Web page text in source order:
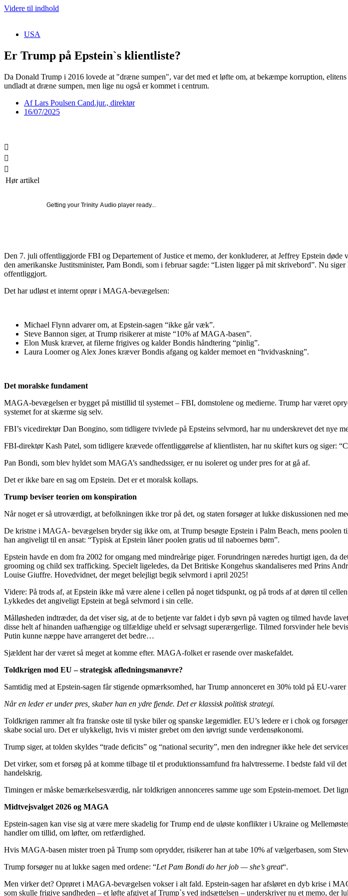
Videre til indhold
USA
Er Trump på Epstein`s klientliste?
Da Donald Trump i 2016 lovede at "dræne sumpen", var det med et løfte om, at bekæmpe korruption,
undladt at dræne sumpen, men lige nu også er kommet i centrum.
AfLars Poulsen Cand.jur., direktør
16/07/2025
Hør artikel
Getting your Trinity Audio player ready...
Den 7. juli offentliggjorde FBI og Departement of Justice et memo, der konkluderer, at Jeffrey Epstein
den amerikanske Justitsminister, Pam Bondi, som i februar sagde: “Listen ligger på mit skrivebord”. Nu
offentliggjort.
Det har udløst et internt oprør i MAGA-bevægelsen:
Michael Flynn advarer om, at Epstein-sagen “ikke går væk”.
Steve Bannon siger, at Trump risikerer at miste “10% af MAGA-basen”.
Elon Musk kræver, at filerne frigives og kalder Bondis håndtering “pinlig”.
Laura Loomer og Alex Jones kræver Bondis afgang og kalder memoet en “hvidvaskning”.
Det moralske fundament
MAGA-bevægelsen er bygget på mistillid til systemet – FBI, domstolene og medierne. Trump har været
systemet for at skærme sig selv.
FBI’s vicedirektør Dan Bongino, som tidligere tvivlede på Epsteins selvmord, har nu underskrevet det nye
FBI-direktør Kash Patel, som tidligere krævede offentliggørelse af klientlisten, har nu skiftet kurs og siger:
Pan Bondi, som blev hyldet som MAGA’s sandhedssiger, er nu isoleret og under pres for at gå af.
Det er ikke bare en sag om Epstein. Det er et moralsk kollaps.
Trump beviser teorien om konspiration
Når noget er så utroværdigt, at befolkningen ikke tror på det, og staten forsøger at lukke diskussionen ned
De kristne i MAGA- bevægelsen bryder sig ikke om, at Trump besøgte Epstein i Palm Beach, mens
han angiveligt til en ansat: “Typisk at Epstein låner poolen gratis ud til naboernes børn”.
Epstein havde en dom fra 2002 for omgang med mindreårige piger. Forundringen næredes hurtigt igen,
grooming og child sex trafficking. Specielt ligeledes, da Det Britiske Kongehus skandaliseres med Prins
Louise Giuffre. Hovedvidnet, der meget belejligt begik selvmord i april 2025!
Videre: På trods af, at Epstein ikke må være alene i cellen på noget tidspunkt, og på trods af at døren til
Lykkedes det angiveligt Epstein at begå selvmord i sin celle.
Målløsheden indtræder, da det viser sig, at de to betjente var faldet i dyb søvn på vagten og tilmed havde
disse helt af hinanden uafhængige og tilfældige uheld er selvsagt superærgerlige. Tilmed forsvinder hele
Putin kunne næppe have arrangeret det bedre…
Sjældent har der været så meget at komme efter. MAGA-folket er rasende over maskefaldet.
Toldkrigen mod EU – strategisk afledningsmanøvre?
Samtidig med at Epstein-sagen får stigende opmærksomhed, har Trump annonceret en 30% told på EU-
Når en leder er under pres, skaber han en ydre fjende. Det er klassisk politisk strategi.
Toldkrigen rammer alt fra franske oste til tyske biler og spanske lægemidler. EU’s ledere er i chok og
skabe social uro. Det er ulykkeligt, hvis vi mister grebet om den iøvrigt sunde verdensøkonomi.
Trump siger, at tolden skyldes “trade deficits” og “national security”, men den indregner ikke hele det
Det virker, som et forsøg på at komme tilbage til et produktionssamfund fra halvtresserne. I bedste fald vil
handelskrig.
Timingen er måske bemærkelsesværdig, når toldkrigen annonceres samme uge som Epstein-memoet. Det
Midtvejsvalget 2026 og MAGA
Epstein-sagen kan vise sig at være mere skadelig for Trump end de uløste konflikter i Ukraine og
handler om tillid, om løfter, om retfærdighed.
Hvis MAGA-basen mister troen på Trump som oprydder, risikerer han at tabe 10% af vælgerbasen, som
Trump forsøger nu at lukke sagen med ordene: “Let Pam Bondi do her job — she’s great“.
Men virker det? Oprøret i MAGA-bevægelsen vokser i alt fald. Epstein-sagen har afsløret en dyb krise i
som skulle frigive sandheden – et løfte afgivet af Trump`s ved indsættelsen – underskriver nu et memo, der